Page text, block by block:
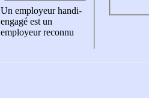
Un employeur handi-
engagé est un
employeur reconnu